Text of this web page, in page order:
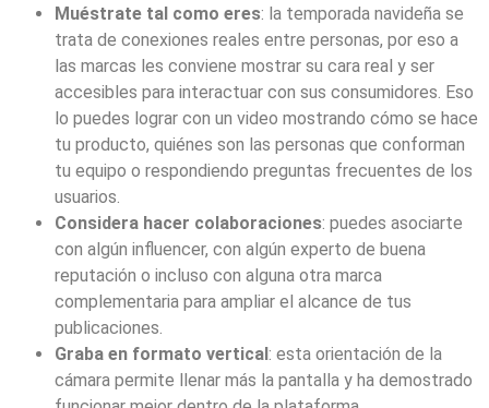
Muéstrate tal como eres: la temporada navideña se
trata de conexiones reales entre personas, por eso a
las marcas les conviene mostrar su cara real y ser
accesibles para interactuar con sus consumidores. Eso
lo puedes lograr con un video mostrando cómo se hace
tu producto, quiénes son las personas que conforman
tu equipo o respondiendo preguntas frecuentes de los
usuarios.
Considera hacer colaboraciones: puedes asociarte
con algún influencer, con algún experto de buena
reputación o incluso con alguna otra marca
complementaria para ampliar el alcance de tus
publicaciones.
Graba en formato vertical: esta orientación de la
cámara permite llenar más la pantalla y ha demostrado